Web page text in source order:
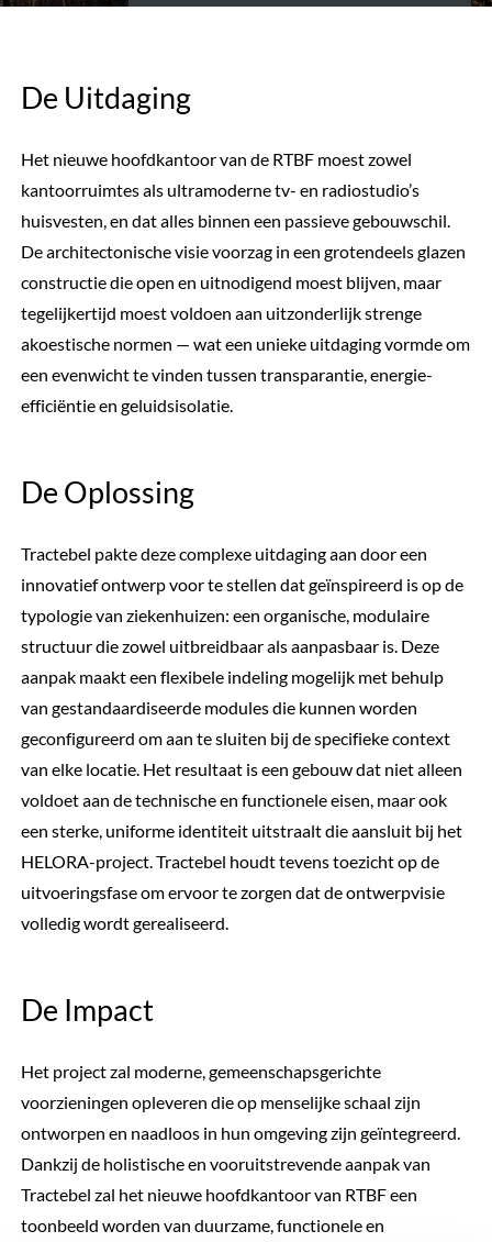
De Uitdaging
Het nieuwe hoofdkantoor van de RTBF moest zowel
kantoorruimtes als ultramoderne tv- en radiostudio’s
huisvesten, en dat alles binnen een passieve gebouwschil.
De architectonische visie voorzag in een grotendeels glazen
constructie die open en uitnodigend moest blijven, maar
tegelijkertijd moest voldoen aan uitzonderlijk strenge
akoestische normen — wat een unieke uitdaging vormde om
een evenwicht te vinden tussen transparantie, energie-
efficiëntie en geluidsisolatie.
De Oplossing
Tractebel pakte deze complexe uitdaging aan door een
innovatief ontwerp voor te stellen dat geïnspireerd is op de
typologie van ziekenhuizen: een organische, modulaire
structuur die zowel uitbreidbaar als aanpasbaar is. Deze
aanpak maakt een flexibele indeling mogelijk met behulp
van gestandaardiseerde modules die kunnen worden
geconfigureerd om aan te sluiten bij de specifieke context
van elke locatie. Het resultaat is een gebouw dat niet alleen
voldoet aan de technische en functionele eisen, maar ook
een sterke, uniforme identiteit uitstraalt die aansluit bij het
HELORA-project. Tractebel houdt tevens toezicht op de
uitvoeringsfase om ervoor te zorgen dat de ontwerpvisie
volledig wordt gerealiseerd.
De Impact
Het project zal moderne, gemeenschapsgerichte
voorzieningen opleveren die op menselijke schaal zijn
ontworpen en naadloos in hun omgeving zijn geïntegreerd.
Dankzij de holistische en vooruitstrevende aanpak van
Tractebel zal het nieuwe hoofdkantoor van RTBF een
toonbeeld worden van duurzame, functionele en